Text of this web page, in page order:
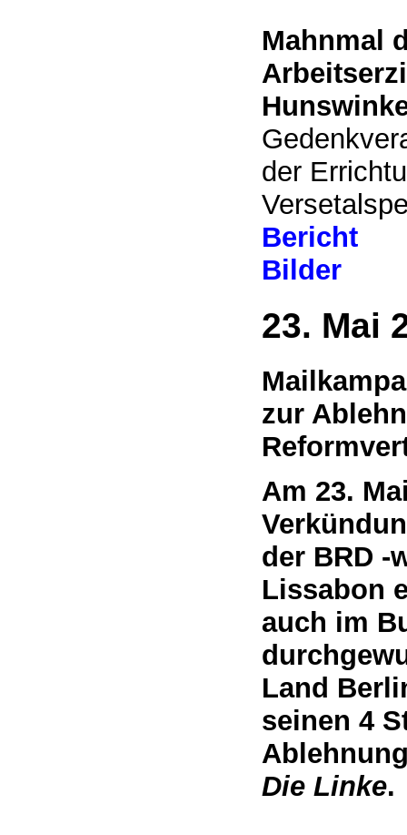
Mahnmal
der
Bericht
Bilder
23. Mai
zur
Am 23.
der BRD -
Lissabon
auch im
Land
seinen 4
Die Linke.